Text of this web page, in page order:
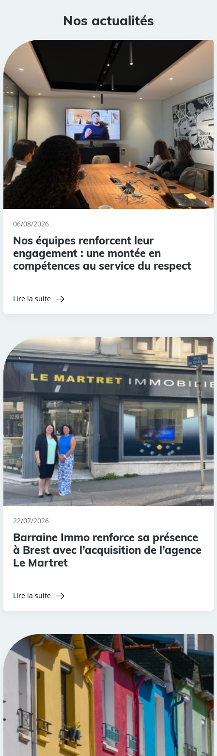
Nos actualités
06/08/2026
Nos équipes renforcent leur
engagement : une montée en
compétences au service du respect
Lire la suite
22/07/2026
Barraine Immo renforce sa présence
à Brest avec l’acquisition de l’agence
Le Martret
Lire la suite